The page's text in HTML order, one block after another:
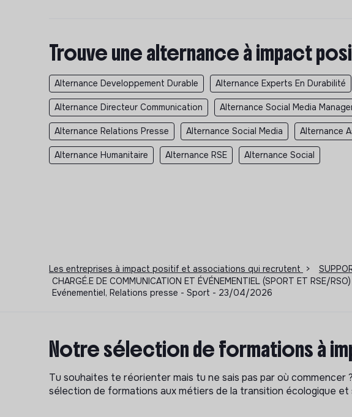
Trouve une alternance à impact
Alternance Developpement Durable Alternance Experts En Durabilité
Alternance Directeur Communication Alternance Social Media
Alternance Relations Presse Alternance Social Media Alternance
Alternance Humanitaire Alternance RSE Alternance Social
Les entreprises à impact positif et associations qui recrutent >
CHARGÉ.E DE COMMUNICATION ET ÉVÉNEMENTIEL (SPORT ET RSE/
Evénementiel, Relations presse - Sport - 23/04/2026
Notre sélection de formations à
Tu souhaites te réorienter mais tu ne sais pas par où commencer
sélection de formations aux métiers de la transition écologique et